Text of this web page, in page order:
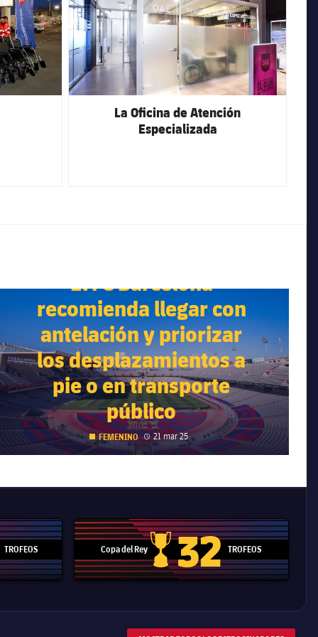
La Oficina de Atención
Especializada
El FC Barcelona
recomienda llegar con
antelación y priorizar
los desplazamientos a
pie o en transporte
público
FEMENINO Fecha de publicación
21 mar 25
de Clubes
TROFEOS Copa del Rey
Copa del Rey
32 TROFEOS